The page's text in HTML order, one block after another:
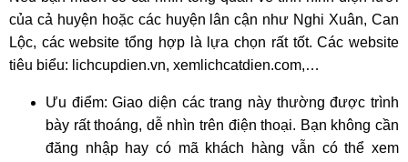
của cả huyện hoặc các huyện lân cận như Nghi Xuân, Can
Lộc, các website tổng hợp là lựa chọn rất tốt. Các website
tiêu biểu: lichcupdien.vn, xemlichcatdien.com,…
Ưu điểm: Giao diện các trang này thường được trình
bày rất thoáng, dễ nhìn trên điện thoại. Bạn không cần
đăng nhập hay có mã khách hàng vẫn có thể xem